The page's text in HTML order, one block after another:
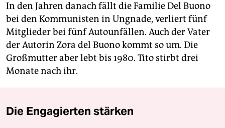
In den Jahren danach fällt die Familie Del Buono
bei den Kommunisten in Ungnade, verliert fünf
Mitglieder bei fünf Auto­unfällen. Auch der Vater
der Autorin Zora del Buono kommt so um. Die
Großmutter aber lebt bis 1980. Tito stirbt drei
Monate nach ihr.
Die Engagierten stärken